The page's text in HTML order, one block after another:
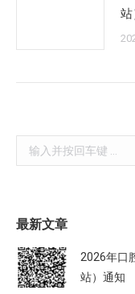
站
Search:
最新文章
2026年口
站）通知